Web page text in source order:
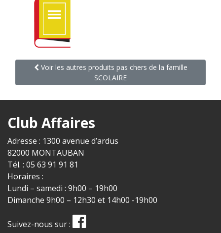
Voir les autres produits pas chers de la famille
SCOLAIRE
Club Affaires
Adresse : 1300 avenue d’ardus
82000 MONTAUBAN
Tél. : 05 63 91 91 81
Horaires :
Lundi – samedi : 9h00 – 19h00
Dimanche 9h00 – 12h30 et 14h00 -19h00
Suivez-nous sur :